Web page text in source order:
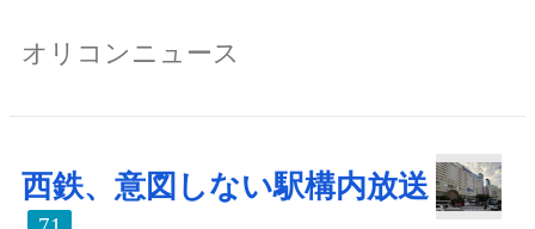
オリコンニュース
西鉄、意図しない駅構内放送